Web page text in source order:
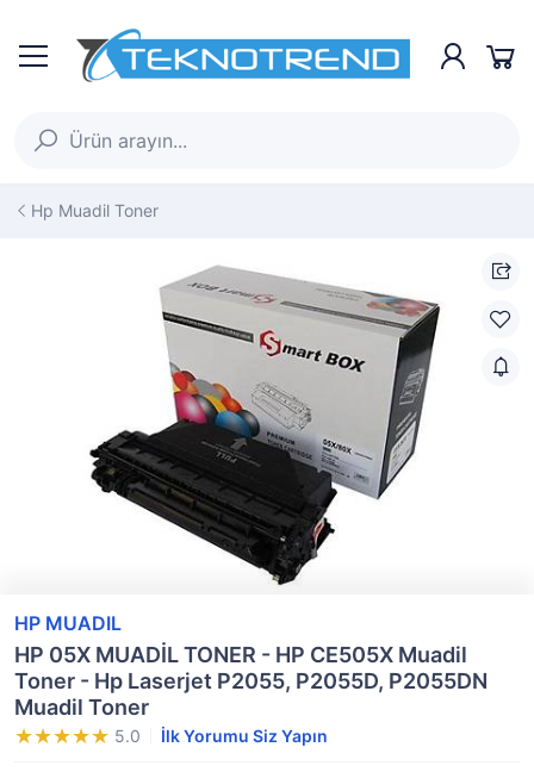
Hp Muadil Toner
HP MUADIL
HP 05X MUADİL TONER - HP CE505X Muadil
Toner - Hp Laserjet P2055, P2055D, P2055DN
Muadil Toner
5.0 İlk Yorumu Siz Yapın